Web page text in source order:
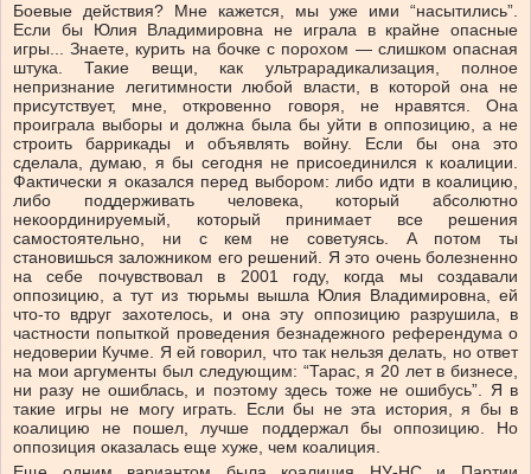
Боевые действия? Мне кажется, мы уже ими “насытились”.
Если бы Юлия Владимировна не играла в крайне опасные
игры... Знаете, курить на бочке с порохом — слишком опасная
штука. Такие вещи, как ультрарадикализация, полное
непризнание легитимности любой власти, в которой она не
присутствует, мне, откровенно говоря, не нравятся. Она
проиграла выборы и должна была бы уйти в оппозицию, а не
строить баррикады и объявлять войну. Если бы она это
сделала, думаю, я бы сегодня не присоединился к коалиции.
Фактически я оказался перед выбором: либо идти в коалицию,
либо поддерживать человека, который абсолютно
некоординируемый, который принимает все решения
самостоятельно, ни с кем не советуясь. А потом ты
становишься заложником его решений. Я это очень болезненно
на себе почувствовал в 2001 году, когда мы создавали
оппозицию, а тут из тюрьмы вышла Юлия Владимировна, ей
что-то вдруг захотелось, и она эту оппозицию разрушила, в
частности попыткой проведения безнадежного референдума о
недоверии Кучме. Я ей говорил, что так нельзя делать, но ответ
на мои аргументы был следующим: “Тарас, я 20 лет в бизнесе,
ни разу не ошиблась, и поэтому здесь тоже не ошибусь”. Я в
такие игры не могу играть. Если бы не эта история, я бы в
коалицию не пошел, лучше поддержал бы оппозицию. Но
оппозиция оказалась еще хуже, чем коалиция.